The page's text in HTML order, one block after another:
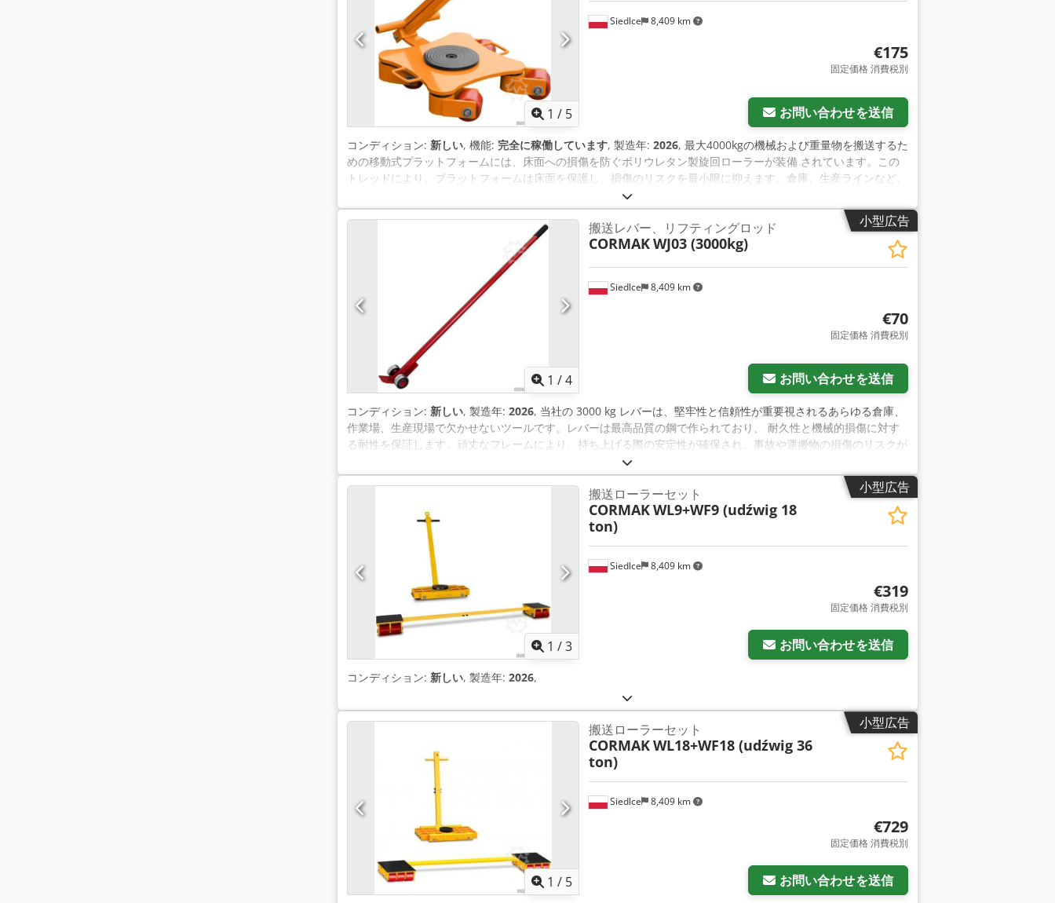
1 / 5
Siedlce 8,409 km
€175
固定価格 消費税別
お問い合わせを送信
コンディション: 新しい, 機能: 完全に稼働しています, 製造年: 2026, 最大4000kgの機械および重量物を搬送するた
めの移動式プラットフォームには、床面への損傷を防ぐポリウレタン製旋回ローラーが装備 されています。この
トレッドにより、プラットフォームは床面を保護し、損傷のリスクを最小限に抑えます。倉庫、生産ラインなど、
重量物の正 確かつ安全な搬送が求められる場所に最適なソリューションです。 搬送ローラーの特徴： 最大
4000kgの機械および重量物を搬送するための移動式プラットフォームは、信頼性の高い搬送ツールであるだけで
なく、倉庫および生 産プロセスの最適化に関するニーズにも最適なソリューションです。ポリウレタン製トレッ
ドを備えた搬送ローラーは、重量物の容易かつ安全な 搬送を可能にするとともに、機械および床面への損傷のリ
スクを最小限に抑えます。 高品質のポリウレタン製トレッドを備えたローラーを使用することで、搬送物は床面
を傷つけることなく、スムーズかつ安定して移動します。 CRPモバイルプラットフォームは、作業面の種類を問
わず、損傷に対する効果的な保護を提供します。これは、作業場の美観と耐久性を維持 するために不可欠です。
もう一つの利点は、折りたたみ式のドローバーです。これは、使用していないときにプラットフォームを簡単に保
管できる実用的なソリューシ ョンです。折りたたみ式のドローバーは、特に保管スペースが限られている場合に
スペースを節約します。これにより、当社のモバイルプラット フォームは、輸送中の快適性と機能性だけでな
く、保管と移動も容易です。 Crjdpfsvxrlkjx Apisf 最も重要な利点は、すべてのローラーが回転することです。こ
れにより、輸送物を大きく動かすことなく、あらゆる方向に機械を輸送できます 。 技術仕様 ローラーサイズ
Ø80x70 mm ローラー数 4 積載高さ 107 mm エレメントあたりの積載面積 Ø175 mm 支持点 1点 ドローバー長さ
920 mm プラットフォーム幅 470 mm 重量 30 kg
小型広告
1 /4
Siedlce 8,409 km
搬送レバー、リフティングロッド
CORMAKWJ03 (3000kg)
€70
固定価格 消費税別
お問い合わせを送信
コンディション: 新しい, 製造年: 2026, 当社の 3000 kg レバーは、堅牢性と信頼性が重要視されるあらゆる倉庫、
作業場、生産現場で欠かせないツールです。レバーは最高品質の鋼で作られており、 耐久性と機械的損傷に対す
る耐性を保証します。頑丈なフレームにより、持ち上げる際の安定性が確保され、事故や運搬物の損傷のリスクが
最小 限に抑えられます。バーの昇降高さは90mmです。 3000 kg の吊り上げ能力を備えた輸送レバーは、さまざ
まな作業環境でさまざまな荷物を移動するための理想的なソリューションです。小規模な作業場 にも、大規模な
倉庫や製造工場にも最適です。最大積載量 3000 kg、耐久性のあるスチール構造、移動しやすい運搬用ホイール、
人間工学に基づいた快適なハンドル、多用途な使用により、当社のレバーは 重い荷物の持ち上げや移動に欠かせ
ないツールとなっています。重い荷物を持ち上げたり移動したりするための信頼性の高いツールをお探しの場 合
は、当社の 3000 kg の持ち上げ能力を備えた輸送レバーがお客様の期待に応えます。作業効率を高め、使用の安
全性を確保する実証済みのソリューションを選択し てください。 弊社にお問い合わせの上、弊社の輸送レバーを
ご購入ください。当社製品の使用により最高の品質と満足を保証します。 Crjdpfx Apevxq Nhoisf 技術的パラメ
ータ: 耐荷重: 3000 kg 全長：1400mm パイプ径: 38x3 mm ノーズプレートの厚さ: 11 mm ノーズプレート幅: 65
小型広告
1 /3
Siedlce 8,409 km
搬送ローラーセット
CORMAKWL9+WF9 (udźwig 18
ton)
€319
固定価格 消費税別
お問い合わせを送信
コンディション: 新しい, 製造年: 2026,
小型広告
1 / 5
Siedlce 8,409 km
搬送ローラーセット
CORMAKWL18+WF18 (udźwig 36
ton)
€729
固定価格 消費税別
お問い合わせを送信